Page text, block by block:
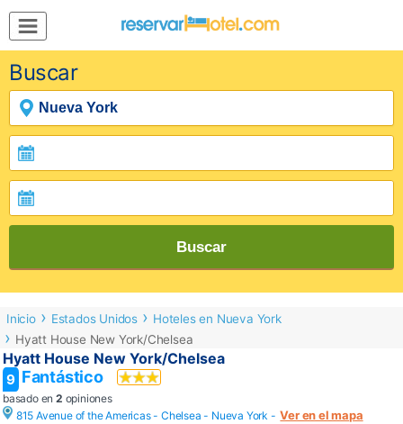
MENÚ
Inicio
Mi
Reserva
Grupos
Inspírate
Buscar
Buscar
Inicio Estados Unidos
Hoteles en Nueva York
Hyatt House New York/Chelsea
Hyatt House New York/Chelsea
9 Fantástico
basado en 2 opiniones
815 Avenue of the Americas - Chelsea - Nueva York - Ver en el mapa